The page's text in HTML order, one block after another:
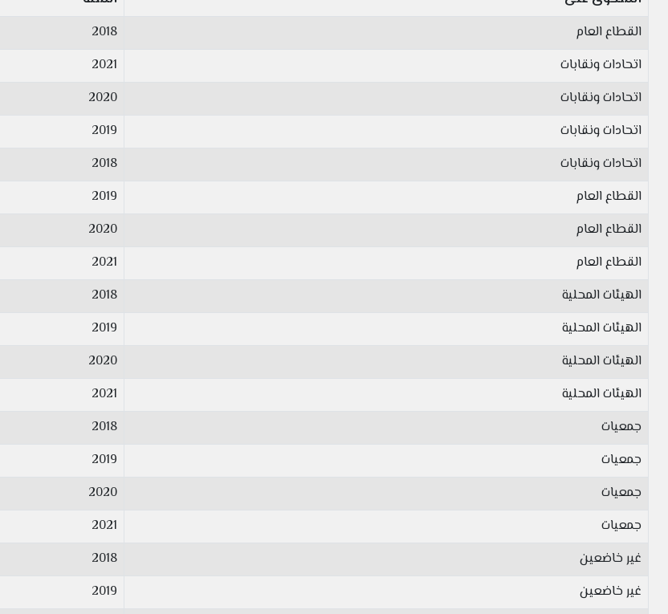
القطاع العام
2018
اتحادات ونقابات
2021
اتحادات ونقابات
2020
اتحادات ونقابات
2019
اتحادات ونقابات
2018
القطاع العام
2019
القطاع العام
2020
القطاع العام
2021
الهيئات المحلية
2018
الهيئات المحلية
2019
الهيئات المحلية
2020
الهيئات المحلية
2021
جمعيات
2018
جمعيات
2019
جمعيات
2020
جمعيات
2021
غير خاضعين
2018
غير خاضعين
2019